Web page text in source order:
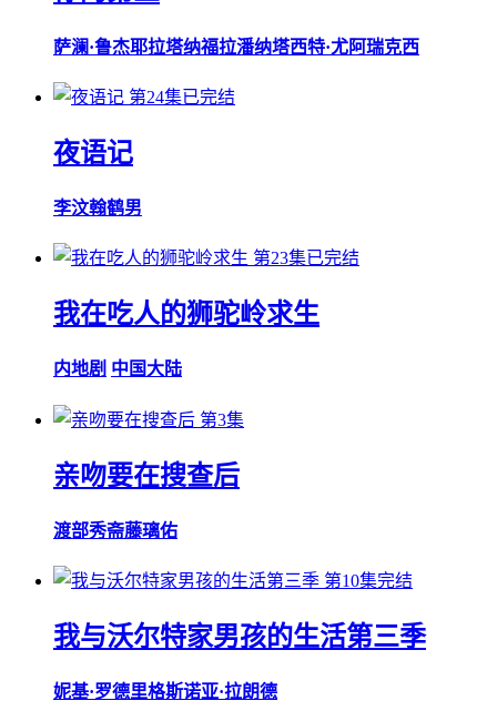
萨澜·鲁杰耶拉塔纳福拉潘纳塔西特·尤阿瑞克西
第24集已完结
夜语记
李汶翰鹤男
第23集已完结
我在吃人的狮驼岭求生
内地剧 中国大陆
第3集
亲吻要在搜查后
渡部秀斋藤璃佑
第10集完结
我与沃尔特家男孩的生活第三季
妮基·罗德里格斯诺亚·拉朗德